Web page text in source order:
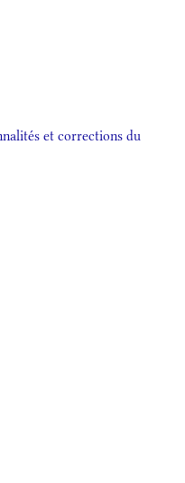
et corrections du